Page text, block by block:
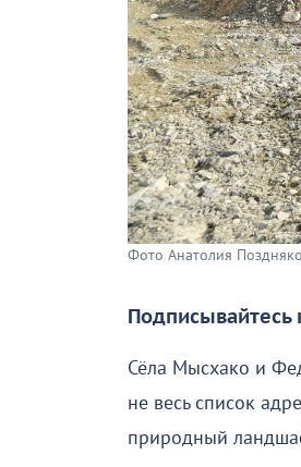
Фото Анатолия
Подписывайтесь
Сёла Мысхако и
не весь список
природный